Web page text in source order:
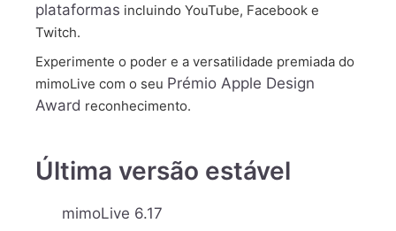
plataformas incluindo YouTube, Facebook e
Twitch.
Experimente o poder e a versatilidade premiada do
mimoLive com o seu Prémio Apple Design
Award reconhecimento.
Última versão estável
mimoLive 6.17